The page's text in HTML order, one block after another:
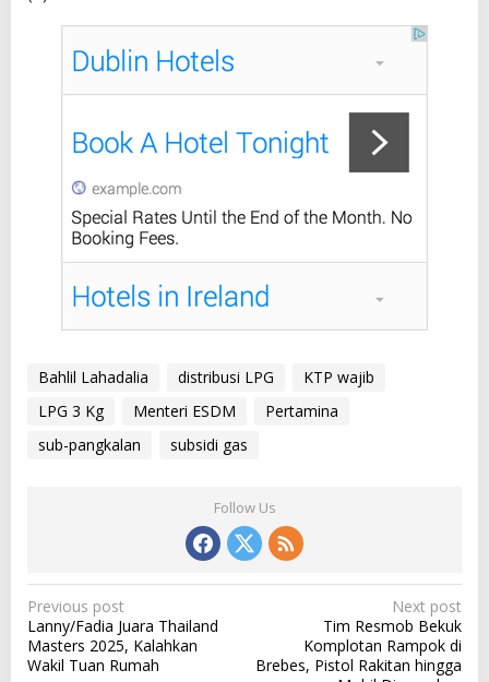
Bahlil Lahadalia distribusi LPG
KTP wajib
LPG 3 Kg
Menteri ESDM
Pertamina
sub-pangkalan
subsidi gas
Follow Us
P
o
s
Previous post
Lanny/Fadia Juara Thailand
Masters 2025, Kalahkan
Wakil Tuan Rumah
Next post
Tim Resmob Bekuk
Komplotan Rampok di
Brebes, Pistol Rakitan hingga